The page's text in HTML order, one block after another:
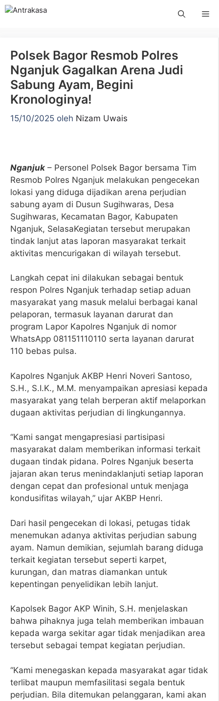
Langsung
Polsek Bagor Resmob Polres
Nganjuk Gagalkan Arena Judi
Sabung Ayam, Begini
Kronologinya!
15/10/2025 oleh Nizam Uwais
Nganjuk – Personel Polsek Bagor bersama Tim
Resmob Polres Nganjuk melakukan pengecekan
lokasi yang diduga dijadikan arena perjudian
sabung ayam di Dusun Sugihwaras, Desa
Sugihwaras, Kecamatan Bagor, Kabupaten
Nganjuk, SelasaKegiatan tersebut merupakan
tindak lanjut atas laporan masyarakat terkait
aktivitas mencurigakan di wilayah tersebut.
Langkah cepat ini dilakukan sebagai bentuk
respon Polres Nganjuk terhadap setiap aduan
masyarakat yang masuk melalui berbagai kanal
pelaporan, termasuk layanan darurat dan
program Lapor Kapolres Nganjuk di nomor
WhatsApp 081151110110 serta layanan darurat
110 bebas pulsa.
Kapolres Nganjuk AKBP Henri Noveri Santoso,
S.H., S.I.K., M.M. menyampaikan apresiasi kepada
masyarakat yang telah berperan aktif melaporkan
dugaan aktivitas perjudian di lingkungannya.
“Kami sangat mengapresiasi partisipasi
masyarakat dalam memberikan informasi terkait
dugaan tindak pidana. Polres Nganjuk beserta
jajaran akan terus menindaklanjuti setiap laporan
dengan cepat dan profesional untuk menjaga
kondusifitas wilayah,” ujar AKBP Henri.
Dari hasil pengecekan di lokasi, petugas tidak
menemukan adanya aktivitas perjudian sabung
ayam. Namun demikian, sejumlah barang diduga
terkait kegiatan tersebut seperti karpet,
kurungan, dan matras diamankan untuk
kepentingan penyelidikan lebih lanjut.
Kapolsek Bagor AKP Winih, S.H. menjelaskan
bahwa pihaknya juga telah memberikan imbauan
kepada warga sekitar agar tidak menjadikan area
tersebut sebagai tempat kegiatan perjudian.
“Kami menegaskan kepada masyarakat agar tidak
terlibat maupun memfasilitasi segala bentuk
perjudian. Bila ditemukan pelanggaran, kami akan